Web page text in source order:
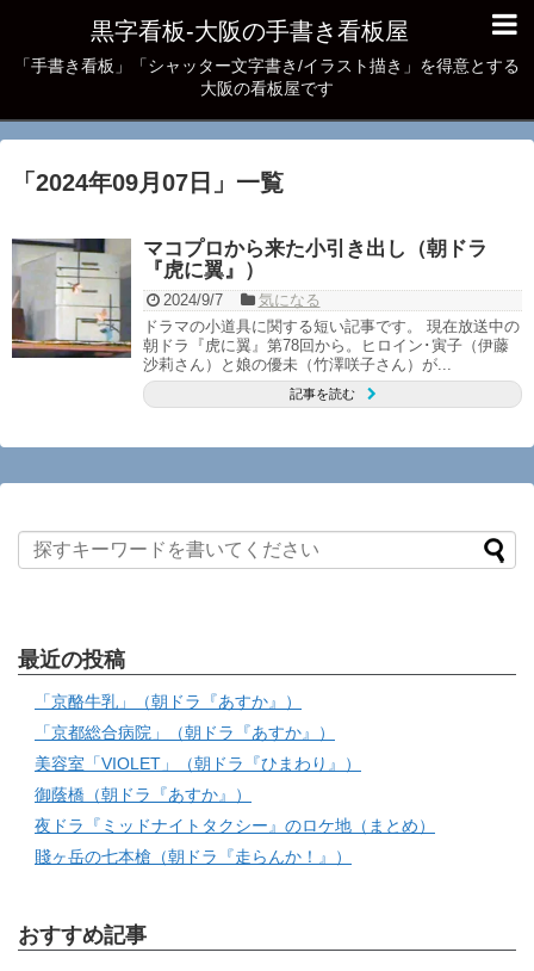
黒字看板‐大阪の手書き看板屋
「手書き看板」「シャッター文字書き/イラスト描き」を得意とする
大阪の看板屋です
「 2024年09月07日 」 一覧
マコプロから来た小引き出し（朝ドラ
『虎に翼』）
2024/9/7
気になる
ドラマの小道具に関する短い記事です。 現在放送中の
朝ドラ『虎に翼』第78回から。ヒロイン･寅子（伊藤
沙莉さん）と娘の優未（竹澤咲子さん）が...
記事を読む
最近の投稿
「京酪牛乳」（朝ドラ『あすか』）
「京都総合病院」（朝ドラ『あすか』）
美容室「VIOLET」（朝ドラ『ひまわり』）
御蔭橋（朝ドラ『あすか』）
夜ドラ『ミッドナイトタクシー』のロケ地（まとめ）
賤ヶ岳の七本槍（朝ドラ『走らんか！』）
おすすめ記事